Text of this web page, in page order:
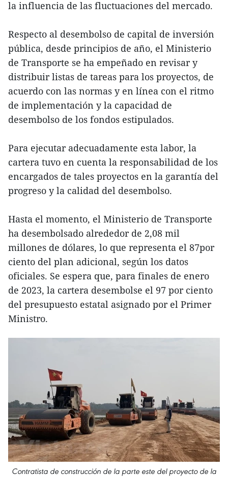
la influencia de las fluctuaciones del mercado.
Respecto al desembolso de capital de inversión
pública, desde principios de año, el Ministerio
de Transporte se ha empeñado en revisar y
distribuir listas de tareas para los proyectos, de
acuerdo con las normas y en línea con el ritmo
de implementación y la capacidad de
desembolso de los fondos estipulados.
Para ejecutar adecuadamente esta labor, la
cartera tuvo en cuenta la responsabilidad de los
encargados de tales proyectos en la garantía del
progreso y la calidad del desembolso.
Hasta el momento, el Ministerio de Transporte
ha desembolsado alrededor de 2,08 mil
millones de dólares, lo que representa el 87por
ciento del plan adicional, según los datos
oficiales. Se espera que, para finales de enero
de 2023, la cartera desembolse el 97 por ciento
del presupuesto estatal asignado por el Primer
Ministro.
Contratista de construcción de la parte este del proyecto de la